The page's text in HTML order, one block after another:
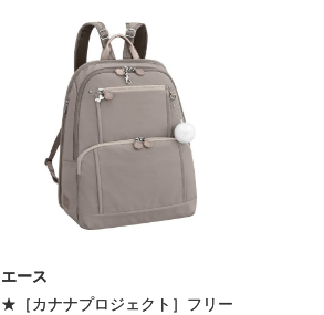
エース
★［カナナプロジェクト］フリー